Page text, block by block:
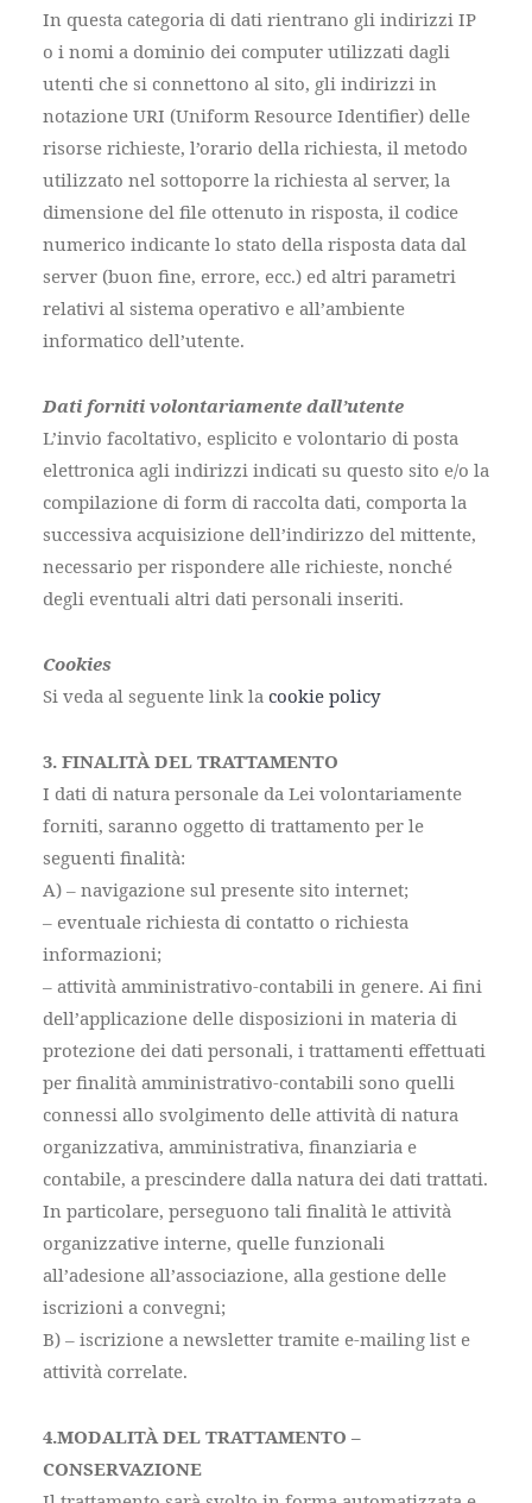
In questa categoria di dati rientrano gli indirizzi IP
o i nomi a dominio dei computer utilizzati dagli
utenti che si connettono al sito, gli indirizzi in
notazione URI (Uniform Resource Identifier) delle
risorse richieste, l’orario della richiesta, il metodo
utilizzato nel sottoporre la richiesta al server, la
dimensione del file ottenuto in risposta, il codice
numerico indicante lo stato della risposta data dal
server (buon fine, errore, ecc.) ed altri parametri
relativi al sistema operativo e all’ambiente
informatico dell’utente.
Dati forniti volontariamente dall’utente
L’invio facoltativo, esplicito e volontario di posta
elettronica agli indirizzi indicati su questo sito e/o la
compilazione di form di raccolta dati, comporta la
successiva acquisizione dell’indirizzo del mittente,
necessario per rispondere alle richieste, nonché
degli eventuali altri dati personali inseriti.
Cookies
Si veda al seguente link la cookie policy
3. FINALITÀ DEL TRATTAMENTO
I dati di natura personale da Lei volontariamente
forniti, saranno oggetto di trattamento per le
seguenti finalità:
A) – navigazione sul presente sito internet;
– eventuale richiesta di contatto o richiesta
informazioni;
– attività amministrativo-contabili in genere. Ai fini
dell’applicazione delle disposizioni in materia di
protezione dei dati personali, i trattamenti effettuati
per finalità amministrativo-contabili sono quelli
connessi allo svolgimento delle attività di natura
organizzativa, amministrativa, finanziaria e
contabile, a prescindere dalla natura dei dati trattati.
In particolare, perseguono tali finalità le attività
organizzative interne, quelle funzionali
all’adesione all’associazione, alla gestione delle
iscrizioni a convegni;
B) – iscrizione a newsletter tramite e-mailing list e
attività correlate.
4.MODALITÀ DEL TRATTAMENTO –
CONSERVAZIONE